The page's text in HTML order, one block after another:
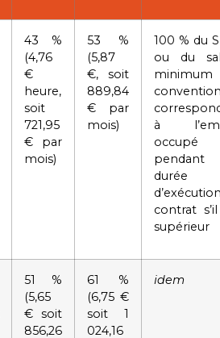
43 %
(4,76
€
heure,
soit
721,95
€ par
mois)
53 %
(5,87
€, soit
889,84
€ par
mois)
100 % du
ou du
minimum
à
occupé
durée
contrat
supérieur
51 %
(5,65
€ soit
856,26
61 %
(6,75 €
soit 1
024,16
idem